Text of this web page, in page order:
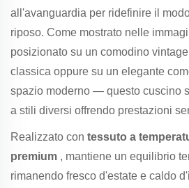
all'avanguardia per ridefinire il
riposo. Come mostrato nelle
posizionato su un comodino
classica oppure su un elegante
spazio moderno — questo cuscino
a stili diversi offrendo prestazioni
Realizzato con tessuto a
premium , mantiene un equilibrio
rimanendo fresco d'estate e caldo